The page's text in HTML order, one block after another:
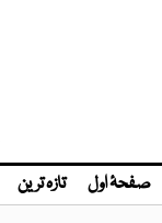
صفحۂ اول تازہ ترین